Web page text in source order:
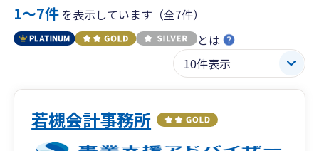
1〜7件を表示しています（全7件）
とは
若槻会計事務所